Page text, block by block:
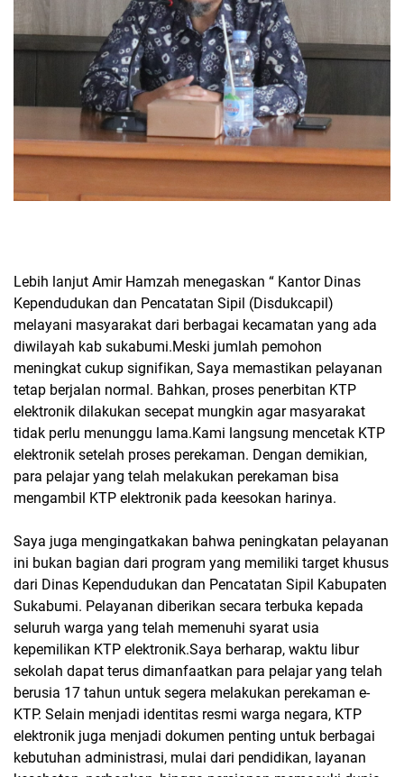
Lebih lanjut Amir Hamzah menegaskan “ Kantor Dinas
Kependudukan dan Pencatatan Sipil (Disdukcapil)
melayani masyarakat dari berbagai kecamatan yang ada
diwilayah kab sukabumi.Meski jumlah pemohon
meningkat cukup signifikan, Saya memastikan pelayanan
tetap berjalan normal. Bahkan, proses penerbitan KTP
elektronik dilakukan secepat mungkin agar masyarakat
tidak perlu menunggu lama.Kami langsung mencetak KTP
elektronik setelah proses perekaman. Dengan demikian,
para pelajar yang telah melakukan perekaman bisa
mengambil KTP elektronik pada keesokan harinya.
Saya juga mengingatkakan bahwa peningkatan pelayanan
ini bukan bagian dari program yang memiliki target khusus
dari Dinas Kependudukan dan Pencatatan Sipil Kabupaten
Sukabumi. Pelayanan diberikan secara terbuka kepada
seluruh warga yang telah memenuhi syarat usia
kepemilikan KTP elektronik.Saya berharap, waktu libur
sekolah dapat terus dimanfaatkan para pelajar yang telah
berusia 17 tahun untuk segera melakukan perekaman e-
KTP. Selain menjadi identitas resmi warga negara, KTP
elektronik juga menjadi dokumen penting untuk berbagai
kebutuhan administrasi, mulai dari pendidikan, layanan